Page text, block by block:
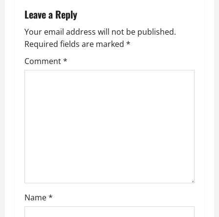
a
v
i
g
Leave a Reply
Your email address will not be published.
Required fields are marked *
Comment*
Name*